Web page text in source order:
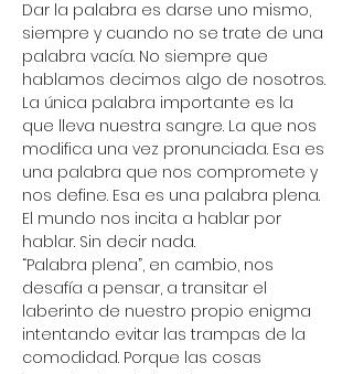
Dar la palabra es darse uno mismo,
siempre y cuando no se trate de una
palabra vacía. No siempre que
hablamos decimos algo de nosotros.
La única palabra importante es la
que lleva nuestra sangre. La que nos
modifica una vez pronunciada. Esa es
una palabra que nos compromete y
nos define. Esa es una palabra plena.
El mundo nos incita a hablar por
hablar. Sin decir nada.
“Palabra plena”, en cambio, nos
desafía a pensar, a transitar el
laberinto de nuestro propio enigma
intentando evitar las trampas de la
comodidad. Porque las cosas